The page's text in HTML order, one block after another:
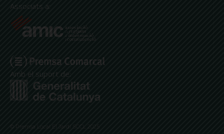
Associats a:
Amb el suport de:
© Premsa Local El Jardí SCCL 2025